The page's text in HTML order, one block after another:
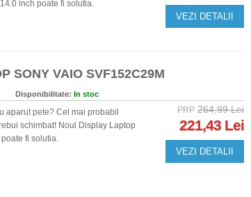
inch poate fi solutia.
VEZI DETALII
SONY VAIO SVF152C29M
Disponibilitate: In stoc
aparut pete? Cel mai probabil
schimbat! Noul Display Laptop
fi solutia.
PRP 264,99 Lei
221,43 Lei
VEZI DETALII